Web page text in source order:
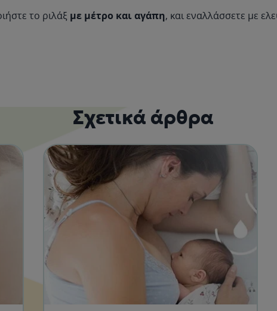
το ριλάξ με μέτρο και αγάπη, και εναλλάσσετε με
Σχετικά άρθρα